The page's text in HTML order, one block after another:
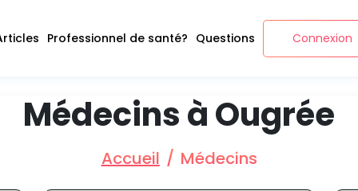
Professionnel de santé? Questions Connexion
Médecins à Ougrée
Accueil Médecins